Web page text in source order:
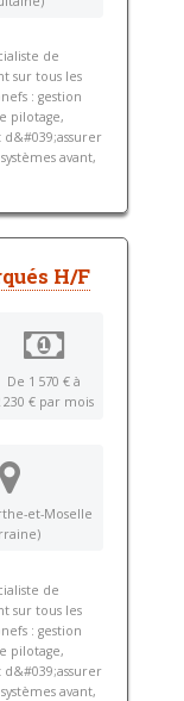
de
sur tous les
: gestion
pilotage,
avant,
H/F
De 1 570 € à
230 € par mois
et-Moselle
de
sur tous les
: gestion
pilotage,
avant,